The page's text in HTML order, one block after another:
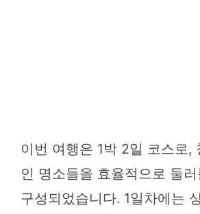
이번 여행은 1박 2일 코스로,
인 명소들을 효율적으로 둘
구성되었습니다. 1일차에는